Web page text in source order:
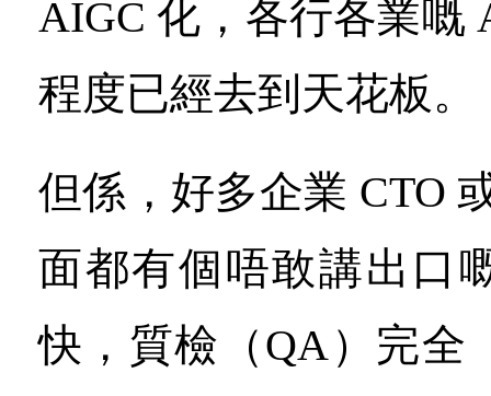
AIGC 化，各行各業嘅
程度已經去到天花板。
但係，好多企業 CTO
面都有個唔敢講出口
快，質檢（QA）完全